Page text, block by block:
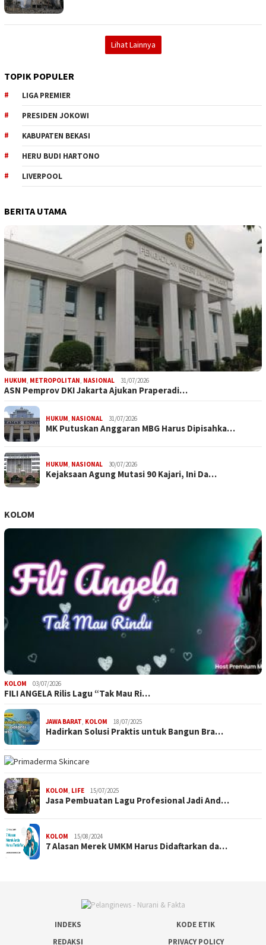
Lihat Lainnya
TOPIK POPULER
LIGA PREMIER
PRESIDEN JOKOWI
KABUPATEN BEKASI
HERU BUDI HARTONO
LIVERPOOL
BERITA UTAMA
HUKUM, METROPOLITAN, NASIONAL 31/07/2026
ASN Pemprov DKI Jakarta Ajukan Praperadi…
HUKUM, NASIONAL 31/07/2026
MK Putuskan Anggaran MBG Harus Dipisahka…
HUKUM, NASIONAL 30/07/2026
Kejaksaan Agung Mutasi 90 Kajari, Ini Da…
KOLOM
KOLOM 03/07/2026
FILI ANGELA Rilis Lagu “Tak Mau Ri…
JAWA BARAT, KOLOM 18/07/2025
Hadirkan Solusi Praktis untuk Bangun Bra…
KOLOM, LIFE 15/07/2025
Jasa Pembuatan Lagu Profesional Jadi And…
KOLOM 15/08/2024
7 Alasan Merek UMKM Harus Didaftarkan da…
INDEKS
KODE ETIK
REDAKSI
PRIVACY POLICY